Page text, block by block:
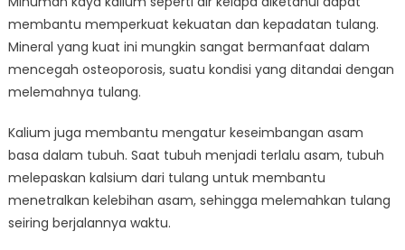
membantu memperkuat kekuatan dan kepadatan tulang.
Mineral yang kuat ini mungkin sangat bermanfaat dalam
mencegah osteoporosis, suatu kondisi yang ditandai dengan
melemahnya tulang.
Kalium juga membantu mengatur keseimbangan asam
basa dalam tubuh. Saat tubuh menjadi terlalu asam, tubuh
melepaskan kalsium dari tulang untuk membantu
menetralkan kelebihan asam, sehingga melemahkan tulang
seiring berjalannya waktu.